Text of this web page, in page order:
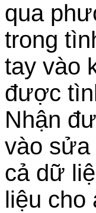
qua
trong
tay vào
được
Nhận
vào sửa
cả dữ
liệu cho